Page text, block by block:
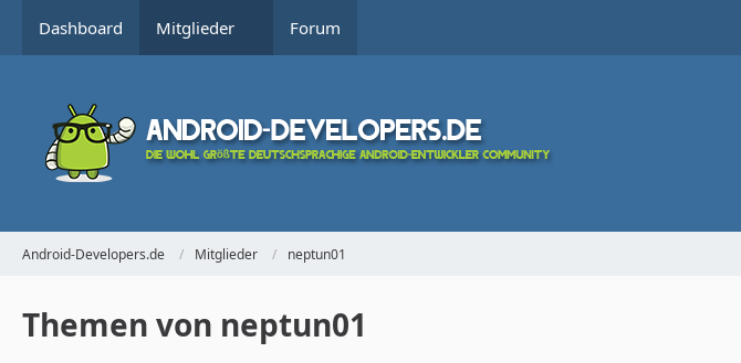
Dashboard Mitglieder Forum
Android-Developers.de Mitglieder neptun01
Themen von neptun01